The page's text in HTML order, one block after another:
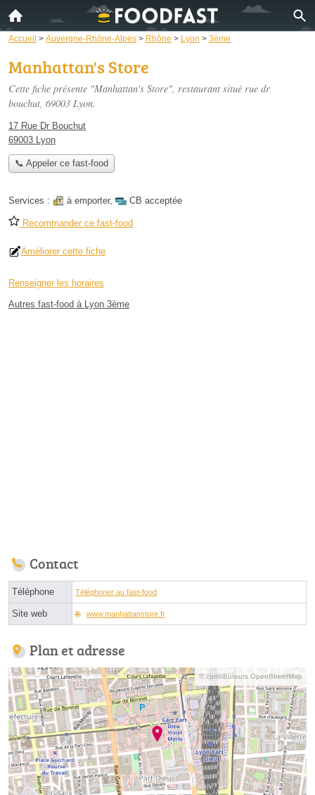
Accueil > Auvergne-Rhône-Alpes > Rhône > Lyon > 3ème
Manhattan's Store
Cette fiche présente "Manhattan's Store", restaurant situé rue dr
bouchut, 69003 Lyon.
17 Rue Dr Bouchut
69003 Lyon
📞 Appeler ce fast-food
Services : à emporter, CB acceptée
Recommander ce fast-food
Améliorer cette fiche
Renseigner les horaires
Autres fast-food à Lyon 3ème
Contact
Téléphone Téléphoner au fast-food
Site web www.manhattanstore.fr
Plan et adresse
© contributeurs OpenStreetMap